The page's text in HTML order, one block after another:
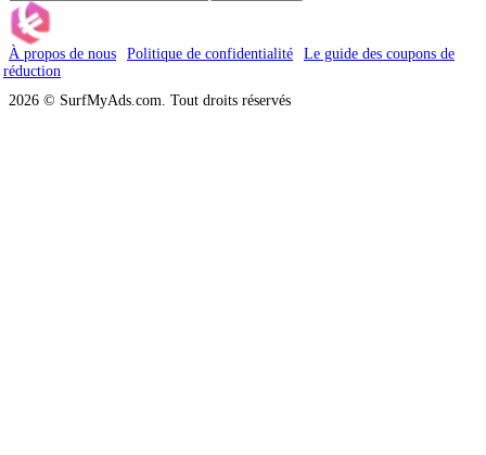
À propos de nous Politique de confidentialité
Le guide des coupons de
réduction
2026 © SurfMyAds.com. Tout droits réservés